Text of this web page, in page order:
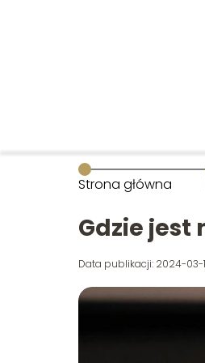
Strona główna
Gdzie
Data publikacji: 2024-03-